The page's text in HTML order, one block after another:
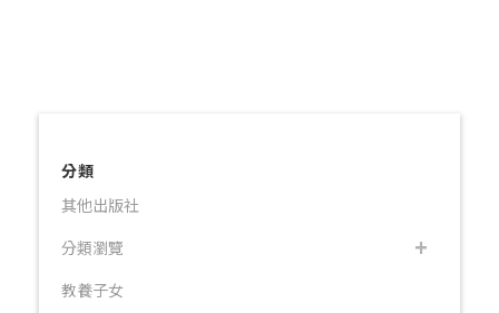
分類
其他出版社
分類瀏覽
教養子女